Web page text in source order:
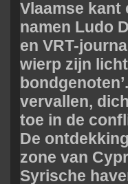
Vlaamse kant
namen Ludo
en VRT-
wierp zijn
vervallen,
toe in de
De
zone van
Syrische